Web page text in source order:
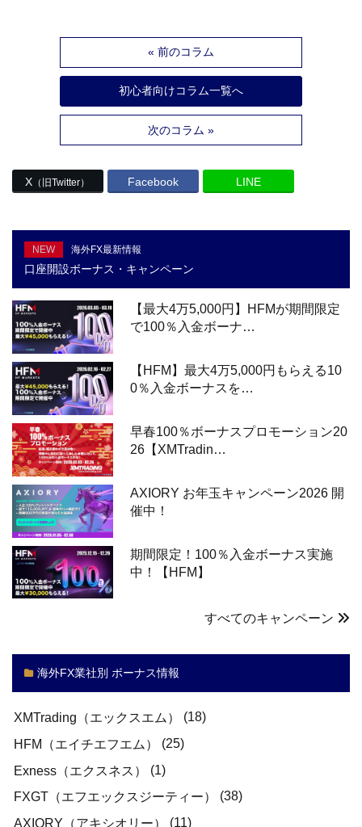
« 前のコラム
初心者向けコラム一覧へ
次のコラム »
X （旧Twitter） Facebook LINE
NEW 海外FX最新情報
口座開設ボーナス・キャンペーン
【最大4万5,000円】HFMが期間限定
で100％入金ボーナ…
【HFM】最大4万5,000円もらえる10
0％入金ボーナスを…
早春100％ボーナスプロモーション20
26【XMTradin…
AXIORY お年玉キャンペーン2026 開
催中！
期間限定！100％入金ボーナス実施
中！【HFM】
すべてのキャンペーン
海外FX業社別 ボーナス情報
XMTrading（エックスエム）
(18)
HFM（エイチエフエム）
(25)
Exness（エクスネス）
(1)
FXGT（エフエックスジーティー）
(38)
AXIORY（アキシオリー）
(11)